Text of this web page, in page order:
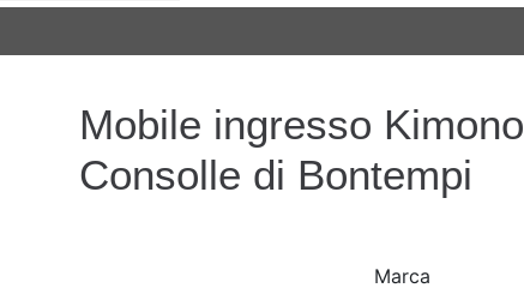
Mobile ingresso Kimono
Consolle di Bontempi
Marca